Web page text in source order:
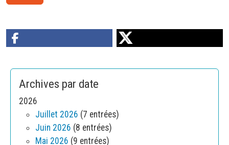
Archives par date
2026
Juillet 2026 (7 entrées)
Juin 2026 (8 entrées)
Mai 2026 (9 entrées)